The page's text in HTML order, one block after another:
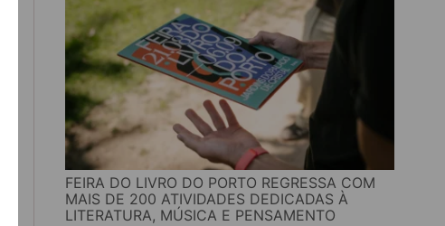
FEIRA DO LIVRO DO PORTO REGRESSA COM
MAIS DE 200 ATIVIDADES DEDICADAS À
LITERATURA, MÚSICA E PENSAMENTO